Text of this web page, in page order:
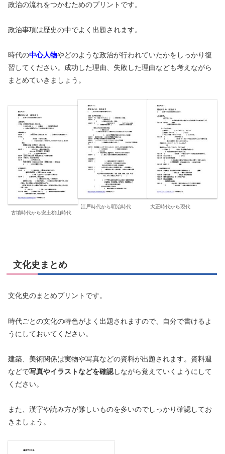
政治の流れをつかむためのプリントです。
政治事項は歴史の中でよく出題されます。
時代の中心人物やどのような政治が行われていたかをしっかり復
習してください。成功した理由、失敗した理由なども考えながら
まとめていきましょう。
古墳時代から安土桃山時代
江戸時代から明治時代 大正時代から現代
文化史まとめ
文化史のまとめプリントです。
時代ごとの文化の特色がよく出題されますので、自分で書けるよ
うにしておいてください。
建築、美術関係は実物や写真などの資料が出題されます。資料週
などで写真やイラストなどを確認しながら覚えていくようにして
ください。
また、漢字や読み方が難しいものを多いのでしっかり確認してお
きましょう。